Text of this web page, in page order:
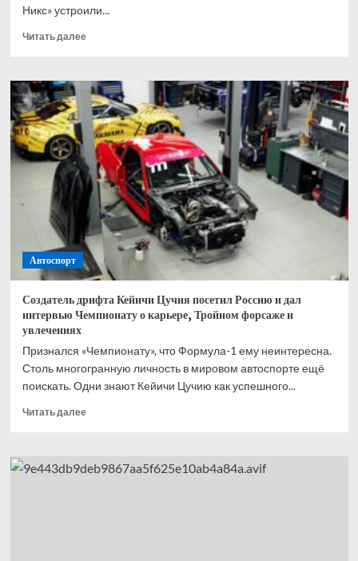
Никс» устроили...
Читать далееПрочитать
Болельщики
«Нью‑Йорк
Никс»
устроили
массовые
беспорядки
после
четвертого
матча
финала
НБА
Автоспорт
Создатель дрифта Кейичи Цучия посетил Россию и дал
интервью Чемпионату о карьере, Тройном форсаже и
увлечениях
Признался «Чемпионату», что Формула-1 ему неинтересна.
Столь многогранную личность в мировом автоспорте ещё
поискать. Одни знают Кейичи Цучию как успешного...
Читать далееПрочитать
дрифта